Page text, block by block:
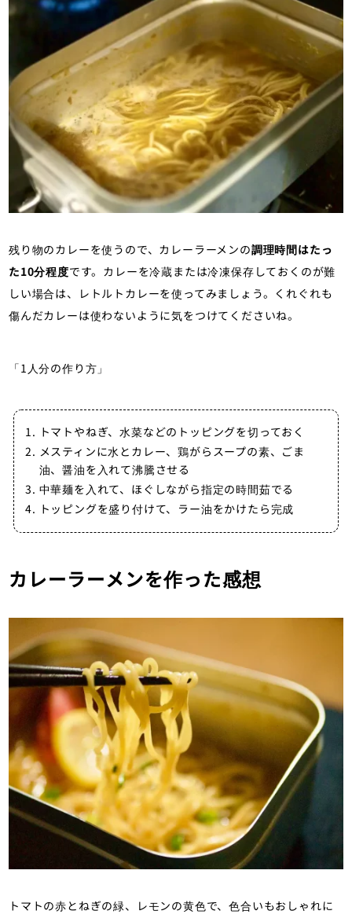
残り物のカレーを使うので、カレーラーメンの調理時間はたっ
た10分程度です。カレーを冷蔵または冷凍保存しておくのが難
しい場合は、レトルトカレーを使ってみましょう。くれぐれも
傷んだカレーは使わないように気をつけてくださいね。
「1人分の作り方」
トマトやねぎ、水菜などのトッピングを切っておく
メスティンに水とカレー、鶏がらスープの素、ごま
油、醤油を入れて沸騰させる
中華麺を入れて、ほぐしながら指定の時間茹でる
トッピングを盛り付けて、ラー油をかけたら完成
カレーラーメンを作った感想
トマトの赤とねぎの緑、レモンの黄色で、色合いもおしゃれに